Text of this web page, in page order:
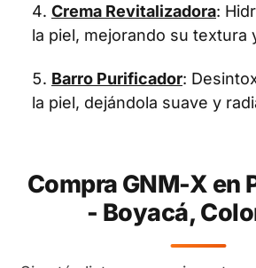
Crema Revitalizadora:
la piel, mejorando su textura
Barro Purificador:
la piel, dejándola suave y
Compra GNM-X en
- Boyacá,